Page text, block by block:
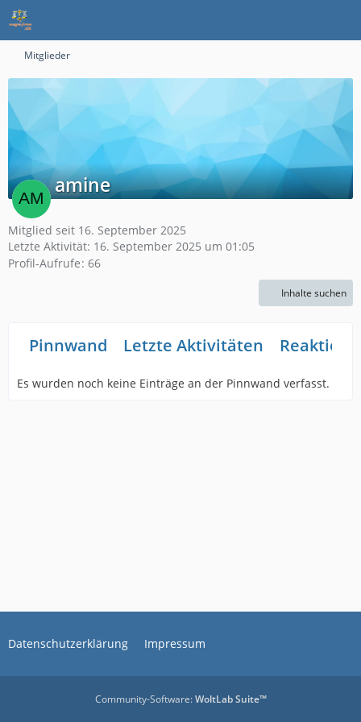
Mitglieder
amine
Mitglied seit 16. September 2025
Letzte Aktivität: 16. September 2025 um 01:05
Profil-Aufrufe 66
Inhalte suchen
Pinnwand Letzte Aktivitäten
Es wurden noch keine Einträge an der Pinnwand verfasst.
Datenschutzerklärung Impressum
Community-Software:WoltLab Suite™